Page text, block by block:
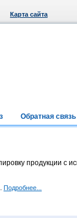
Карта сайта
Обратная связь
продукции с
Подробнее...